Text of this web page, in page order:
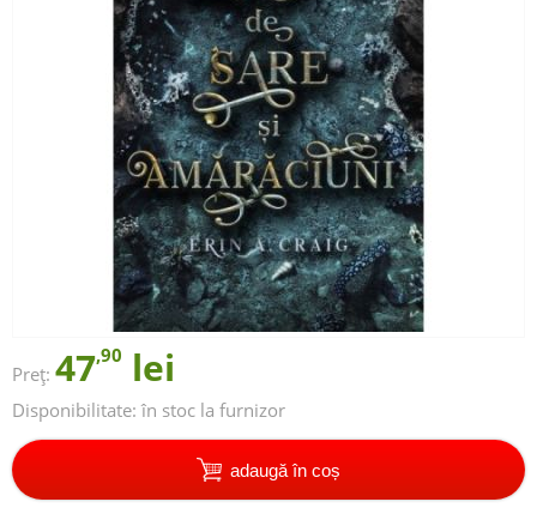
Preț: 47,90 lei
Disponibilitate: în stoc la furnizor
adaugă în coș